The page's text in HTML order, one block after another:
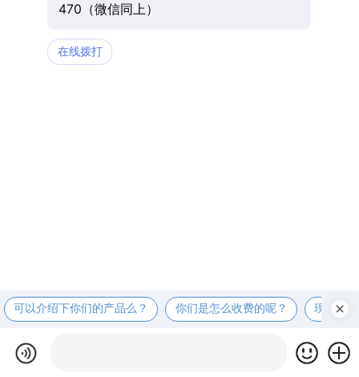
470（微信同上）
在线拨打
可以介绍下你们的产品么？ 你们是怎么收费的呢？ 现在有